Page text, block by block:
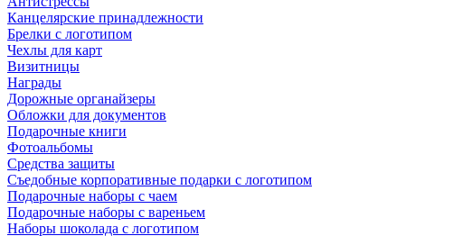
Канцелярские принадлежности
Брелки с логотипом
Чехлы для карт
Визитницы
Награды
Дорожные органайзеры
Обложки для документов
Подарочные книги
Фотоальбомы
Средства защиты
Съедобные корпоративные подарки с логотипом
Подарочные наборы с чаем
Подарочные наборы с вареньем
Наборы шоколада с логотипом